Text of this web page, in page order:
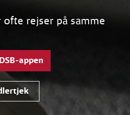
rejser på samme
appen